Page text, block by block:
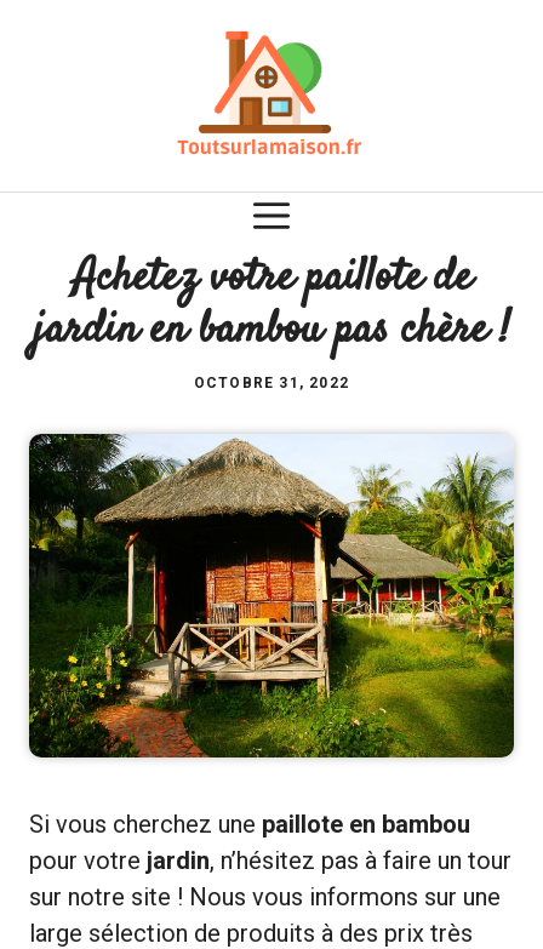
Achetez votre paillote de
jardin en bambou pas chère !
OCTOBRE 31, 2022
Si vous cherchez une paillote en bambou
pour votre jardin, n’hésitez pas à faire un tour
sur notre site ! Nous vous informons sur une
large sélection de produits à des prix très